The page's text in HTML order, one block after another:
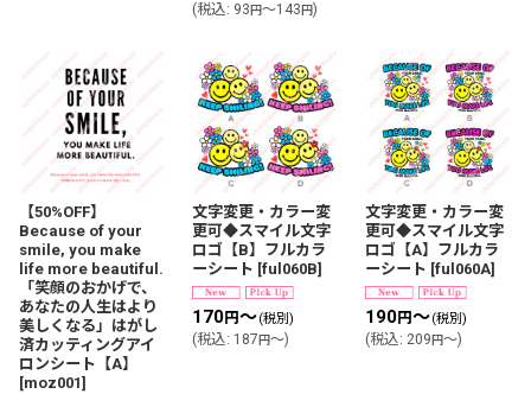
(税込: 93 円～143 円)
【50%OFF】
Because of your
smile, you make
life more beautiful.
「笑顔のおかげで、
あなたの人生はより
美しくなる」はがし
済カッティングアイ
ロンシート【A】
[moz001]
文字変更・カラー変
更可◆スマイル文字
ロゴ【B】フルカラ
ーシート [ful060B]
170円～(税別)
(税込: 187 円～)
文字変更・カラー変
更可◆スマイル文字
ロゴ【A】フルカラ
ーシート [ful060A]
190円～(税別)
(税込: 209 円～)